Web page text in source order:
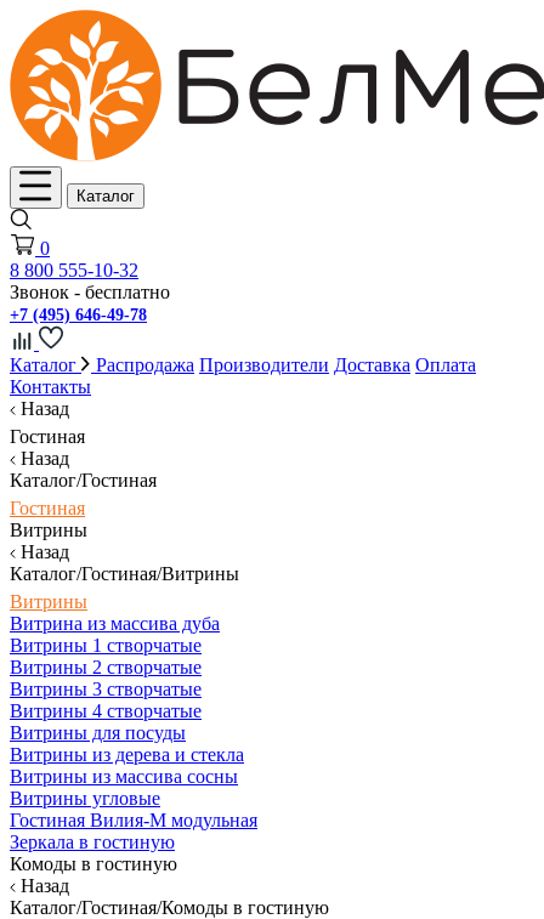
Каталог
0
8 800 555-10-32
Звонок - бесплатно
+7 (495) 646-49-78
Каталог Распродажа Производители Доставка Оплата
Контакты
Назад
Гостиная
Назад
Каталог/Гостиная
Гостиная
Витрины
Назад
Каталог/Гостиная/Витрины
Витрины
Витрина из массива дуба
Витрины 1 створчатые
Витрины 2 створчатые
Витрины 3 створчатые
Витрины 4 створчатые
Витрины для посуды
Витрины из дерева и стекла
Витрины из массива сосны
Витрины угловые
Гостиная Вилия-М модульная
Зеркала в гостиную
Комоды в гостиную
Назад
Каталог/Гостиная/Комоды в гостиную